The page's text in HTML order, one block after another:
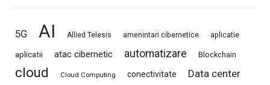
5G AI Allied Telesis amenintari cibernetice aplicatie
aplicatii atac cibernetic automatizare Blockchain
cloud Cloud Computing conectivitate Data center